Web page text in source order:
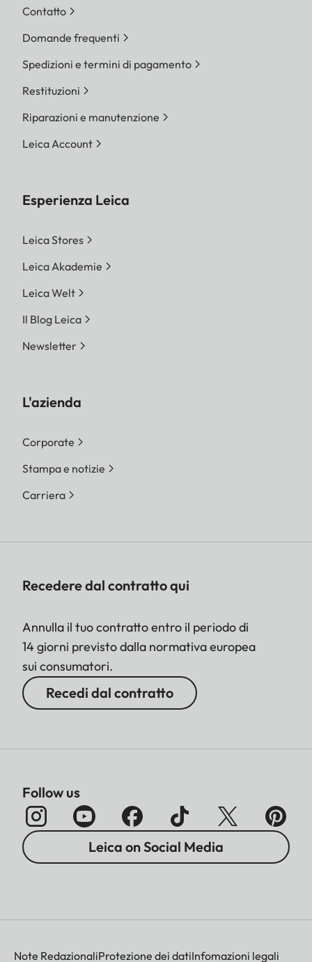
Contatto
Domande frequenti
Spedizioni e termini di pagamento
Restituzioni
Riparazioni e manutenzione
Leica Account
Esperienza Leica
Leica Stores
Leica Akademie
Leica Welt
Il Blog Leica
Newsletter
L'azienda
Corporate
Stampa e notizie
Carriera
Recedere dal contratto qui
Annulla il tuo contratto entro il periodo di
14 giorni previsto dalla normativa europea
sui consumatori.
Recedi dal contratto
Follow us
Leica on Social Media
Note RedazionaliProtezione dei datiInfomazioni legali